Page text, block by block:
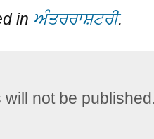
in ਅੰਤਰਰਾਸ਼ਟਰੀ.
not be